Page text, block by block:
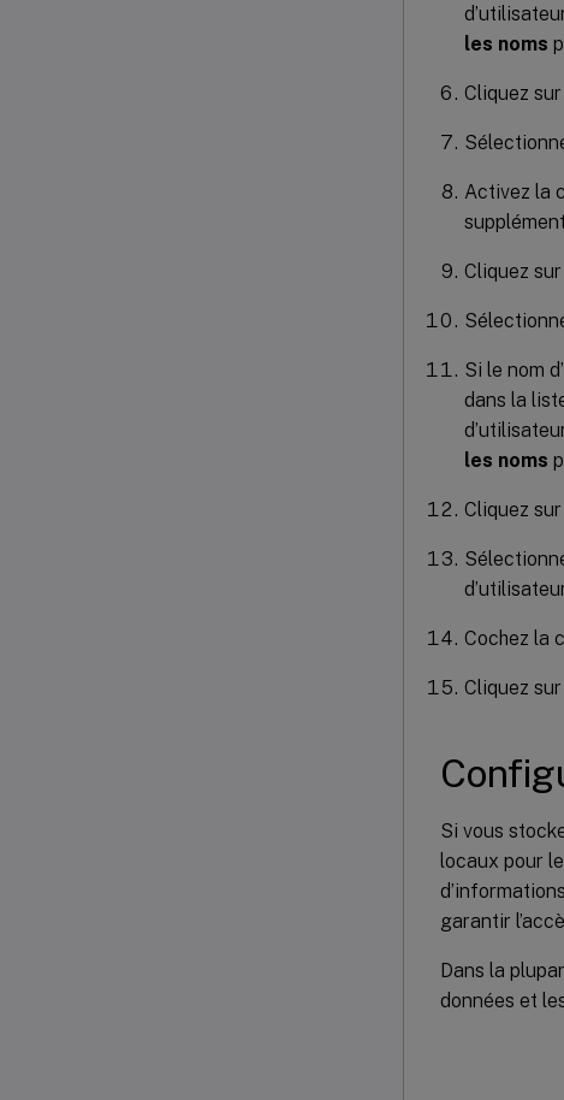
les noms
Cliquez sur
Activez la
Cliquez sur
Si le nom
dans la
les noms
Cliquez sur
Cochez la
Cliquez sur
Si vous
locaux pour
garantir
Dans la
données et